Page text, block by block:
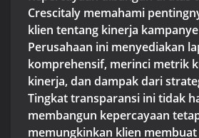
Crescitaly memahami
klien tentang kinerja
Perusahaan ini menyediakan
komprehensif, merinci metrik
kinerja, dan dampak dari
Tingkat transparansi ini tidak
membangun kepercayaan
memungkinkan klien